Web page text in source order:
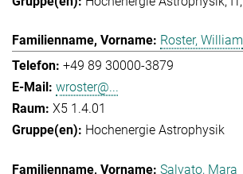
Roster, William
+49 89 30000-3879
wroster@...
X5 1.4.01
Hochenergie Astrophysik
Salvato, Mara